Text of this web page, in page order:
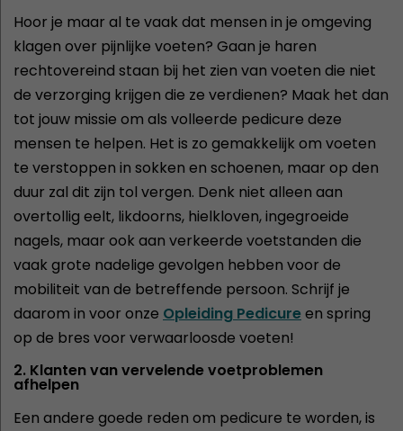
Hoor je maar al te vaak dat mensen in je omgeving
klagen over pijnlijke voeten? Gaan je haren
rechtovereind staan bij het zien van voeten die niet
de verzorging krijgen die ze verdienen? Maak het dan
tot jouw missie om als volleerde pedicure deze
mensen te helpen. Het is zo gemakkelijk om voeten
te verstoppen in sokken en schoenen, maar op den
duur zal dit zijn tol vergen. Denk niet alleen aan
overtollig eelt, likdoorns, hielkloven, ingegroeide
nagels, maar ook aan verkeerde voetstanden die
vaak grote nadelige gevolgen hebben voor de
mobiliteit van de betreffende persoon. Schrijf je
daarom in voor onze Opleiding Pedicureen spring
op de bres voor verwaarloosde voeten!
2. Klanten van vervelende voetproblemen
afhelpen
Een andere goede reden om pedicure te worden, is